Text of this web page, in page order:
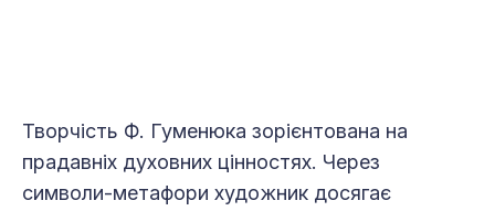
Творчість Ф. Гуменюка зорієнтована на
прадавніх духовних цінностях. Через
символи-метафори художник досягає